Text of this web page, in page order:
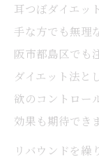
耳つぼダイエッ
手な方でも無理
阪市都島区でも
ダイエット法と
欲のコントロー
効果も期待でき
リバウンドを繰